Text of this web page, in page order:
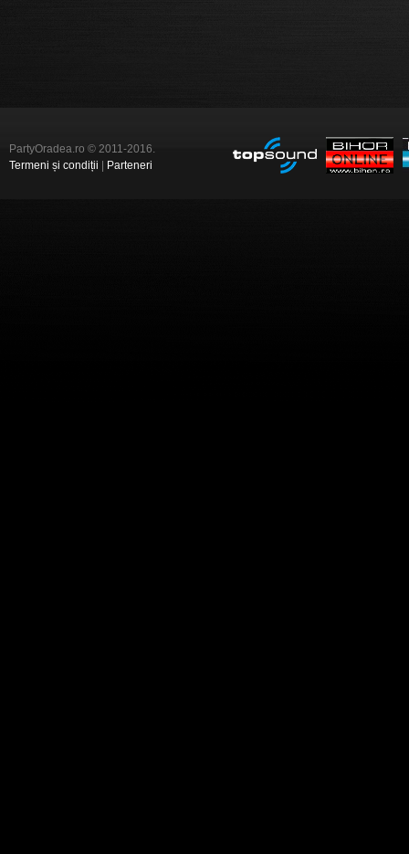
PartyOradea.ro © 2011-2016.
Termeni și condiții
Parteneri